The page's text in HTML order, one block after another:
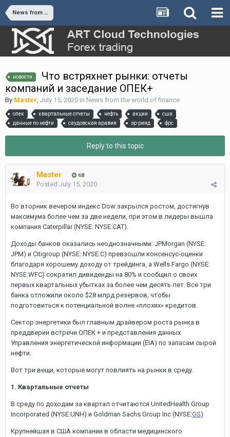
News from the world of finance
новости
Что встряхнет рынки: отчеты
компаний и заседание ОПЕК+
By Master, July 15, 2020 in News from the world of finance
опек квартальные отчеты нефть акции
сша
данные по нефти
саудовская аравия эр-рияд фрс
Reply to this topic
Master 68
Posted July 15, 2020
Во вторник вечером индекс Dow закрылся ростом, достигнув
максимума более чем за две недели, при этом в лидеры вышла
компания Caterpillar(NYSE: NYSE:CAT).
Доходы банков оказались неоднозначными: JPMorgan (NYSE:
JPM) и Citigroup (NYSE: NYSE:C) превзошли консенсус-оценки
благодаря хорошему доходу от трейдинга, а Wells Fargo (NYSE:
NYSE:WFC) сократил дивиденды на 80% и сообщил о своих
первых квартальных убытках за более чем десять лет. Все три
банка отложили около $28 млрд резервов, чтобы
подготовиться к потенциальной волне «плохих» кредитов.
Сектор энергетики был главным драйвером роста рынка в
преддверии встречи ОПЕК + и представления данных
Управления энергетической информации (EIA) по запасам сырой
нефти.
Вот три вещи, которые могут повлиять на рынки в среду.
1. Квартальные отчеты
В среду по доходам за квартал отчитаются UnitedHealth Group
Incorporated (NYSE:UNH) и Goldman Sachs Group Inc (NYSE:GS)
Крупнейшая в США компании в области медицинского